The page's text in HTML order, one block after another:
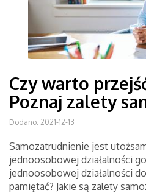
Czy warto
Poznaj zalety
Dodano: 2021-12-13
Samozatrudnienie jest
jednoosobowej działalności
jednoosobowej działalności
pamiętać? Jakie są zalety